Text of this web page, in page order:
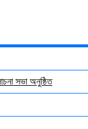
সভা অনুষ্ঠিত